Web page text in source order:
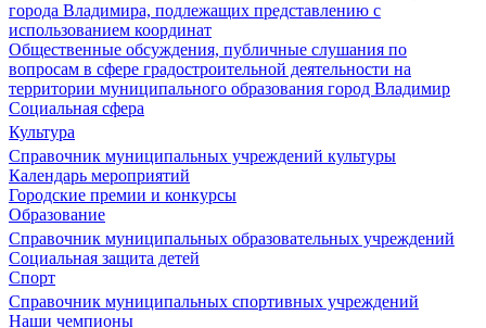
города Владимира, подлежащих представлению с
использованием координат
Общественные обсуждения, публичные слушания по
вопросам в сфере градостроительной деятельности на
территории муниципального образования город Владимир
Социальная сфера
Культура
Справочник муниципальных учреждений культуры
Календарь мероприятий
Городские премии и конкурсы
Образование
Справочник муниципальных образовательных учреждений
Социальная защита детей
Спорт
Справочник муниципальных спортивных учреждений
Наши чемпионы